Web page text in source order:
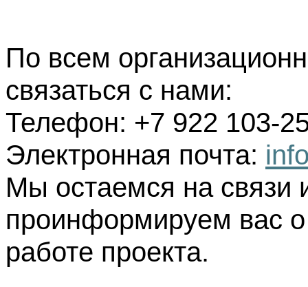
По всем
связаться с нами:
Телефон: +7 922 103-
Электронная почта:
Мы остаемся на связи
проинформируем вас
работе проекта.